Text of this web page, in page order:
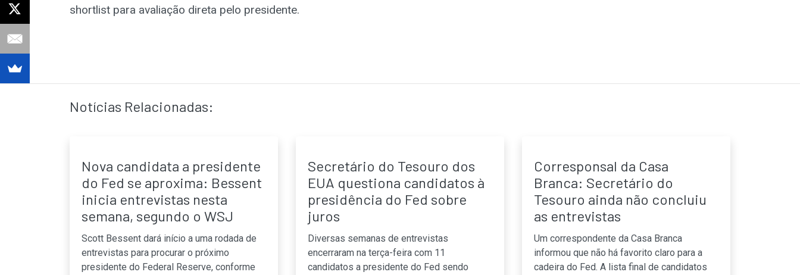
shortlist para avaliação direta pelo presidente.
Notícias Relacionadas:
Nova candidata a presidente
do Fed se aproxima: Bessent
inicia entrevistas nesta
semana, segundo o WSJ
Scott Bessent dará início a uma rodada de
entrevistas para procurar o próximo
presidente do Federal Reserve, conforme
Secretário do Tesouro dos
EUA questiona candidatos à
presidência do Fed sobre
juros
Diversas semanas de entrevistas
encerraram na terça-feira com 11
candidatos a presidente do Fed sendo
Corresponsal da Casa
Branca: Secretário do
Tesouro ainda não concluiu
as entrevistas
Um correspondente da Casa Branca
informou que não há favorito claro para a
cadeira do Fed. A lista final de candidatos